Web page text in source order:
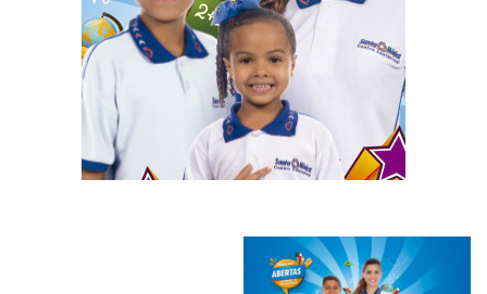
Plano de Saúde
Assistência Funeral
Pós-graduação
FacebookInstagram Twitter YoutubeTikTok Whatsapp